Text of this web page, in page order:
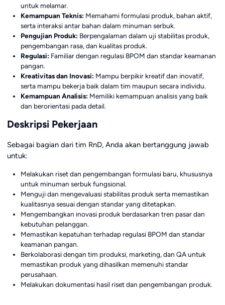
untuk melamar.
Kemampuan Teknis: Memahami formulasi produk, bahan aktif,
serta interaksi antar bahan dalam minuman serbuk.
Pengujian Produk: Berpengalaman dalam uji stabilitas produk,
pengembangan rasa, dan kualitas produk.
Regulasi: Familiar dengan regulasi BPOM dan standar keamanan
pangan.
Kreativitas dan Inovasi: Mampu berpikir kreatif dan inovatif,
serta mampu bekerja baik dalam tim maupun secara individu.
Kemampuan Analisis: Memiliki kemampuan analisis yang baik
dan berorientasi pada detail.
Deskripsi Pekerjaan
Sebagai bagian dari tim RnD, Anda akan bertanggung jawab
untuk:
Melakukan riset dan pengembangan formulasi baru, khususnya
untuk minuman serbuk fungsional.
Menguji dan mengevaluasi stabilitas produk serta memastikan
kualitasnya sesuai dengan standar yang ditetapkan.
Mengembangkan inovasi produk berdasarkan tren pasar dan
kebutuhan pelanggan.
Memastikan kepatuhan terhadap regulasi BPOM dan standar
keamanan pangan.
Berkolaborasi dengan tim produksi, marketing, dan QA untuk
memastikan produk yang dihasilkan memenuhi standar
perusahaan.
Melakukan dokumentasi hasil riset dan pengembangan produk.